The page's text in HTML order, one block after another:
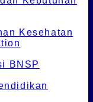
Kesehatan
BNSP